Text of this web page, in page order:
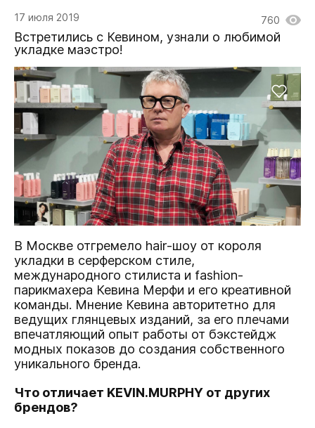
17 июля 2019 760
Встретились с Кевином, узнали о любимой
укладке маэстро!
В Москве отгремело hair-шоу от короля
укладки в серферском стиле,
международного стилиста и fashion-
парикмахера Кевина Мерфи и его креативной
команды. Мнение Кевина авторитетно для
ведущих глянцевых изданий, за его плечами
впечатляющий опыт работы от бэкстейдж
модных показов до создания собственного
уникального бренда.
Что отличает KEVIN.MURPHY от других
брендов?